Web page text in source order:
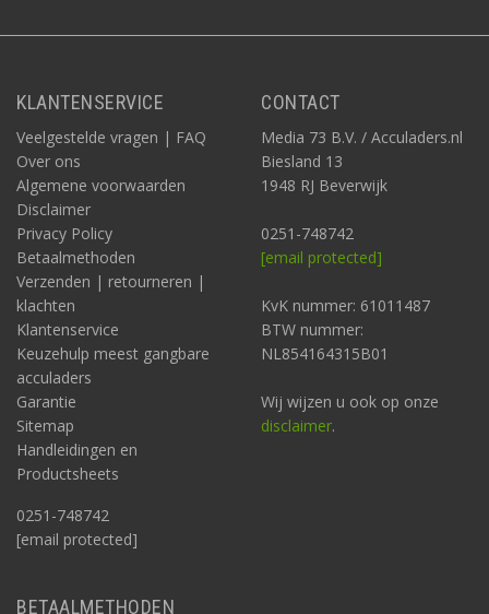
KLANTENSERVICE
Veelgestelde vragen | FAQ
Over ons
Algemene voorwaarden
Disclaimer
Privacy Policy
Betaalmethoden
Verzenden | retourneren |
klachten
Klantenservice
Keuzehulp meest gangbare
acculaders
Garantie
Sitemap
Handleidingen en
Productsheets
0251-748742
[email protected]
CONTACT
Media 73 B.V. / Acculaders.nl
Biesland 13
1948 RJ Beverwijk
0251-748742
[email protected]
KvK nummer: 61011487
BTW nummer:
NL854164315B01
Wij wijzen u ook op onze
disclaimer.
BETAALMETHODEN